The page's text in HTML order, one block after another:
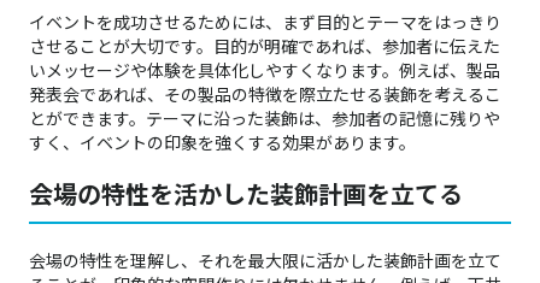
イベントを成功させるためには、まず目的とテーマをはっきり
させることが大切です。目的が明確であれば、参加者に伝えた
いメッセージや体験を具体化しやすくなります。例えば、製品
発表会であれば、その製品の特徴を際立たせる装飾を考えるこ
とができます。テーマに沿った装飾は、参加者の記憶に残りや
すく、イベントの印象を強くする効果があります。
会場の特性を活かした装飾計画を立てる
会場の特性を理解し、それを最大限に活かした装飾計画を立て